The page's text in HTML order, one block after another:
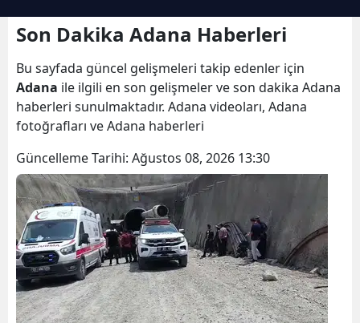
Son Dakika Adana Haberleri
Bu sayfada güncel gelişmeleri takip edenler için
Adana ile ilgili en son gelişmeler ve son dakika Adana
haberleri sunulmaktadır. Adana videoları, Adana
fotoğrafları ve Adana haberleri
Güncelleme Tarihi: Ağustos 08, 2026 13:30